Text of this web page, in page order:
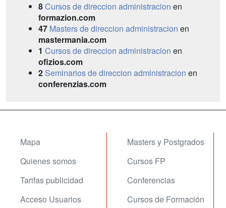
8Cursos de direccion administracion en
formazion.com
47 Masters de direccion administracion en
mastermania.com
1 Cursos de direccion administracion en
ofizios.com
2 Seminarios de direccion administracion en
conferenzias.com
Mapa
Quienes somos
Tarifas publicidad
Acceso Usuarios
Masters y Postgrados
Cursos FP
Conferencias
Cursos de Formación